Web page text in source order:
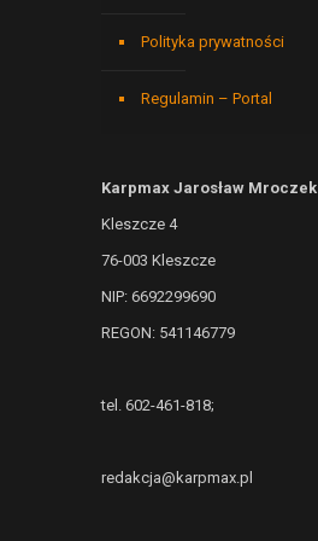
Polityka prywatności
Regulamin – Portal
Karpmax Jarosław Mroczek
Kleszcze 4
76-003 Kleszcze
NIP: 6692299690
REGON: 541146779
tel. 602-461-818;
redakcja@karpmax.pl